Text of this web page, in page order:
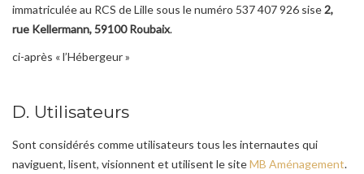
immatriculée au RCS de Lille sous le numéro 537 407 926 sise2,
rue Kellermann, 59100 Roubaix.
ci-après « l’Hébergeur »
D. Utilisateurs
Sont considérés comme utilisateurs tous les internautes qui
naviguent, lisent, visionnent et utilisent le siteMB Aménagement.